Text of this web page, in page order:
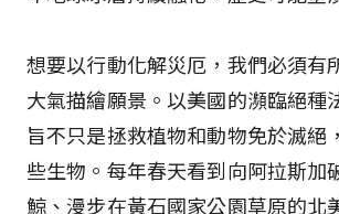
想要以行動化解災厄，我們必須有
大氣描繪願景。以美國的瀕臨絕種
旨不只是拯救植物和動物免於滅絕
些生物。每年春天看到向阿拉斯加
鯨、漫步在黃石國家公園草原的北